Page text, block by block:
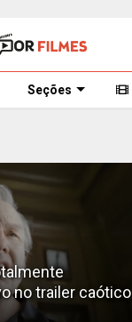
Seções
no trailer caótico